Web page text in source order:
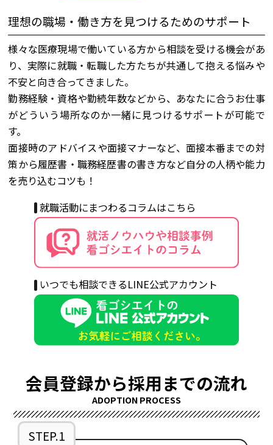
理想の職場・働き方を見つけるためのサポート
様々な医療現場で働いている方から相談を受ける機会があ
り、実際に就職・転職した方たちが共通して抱える悩みや
不安と向き合ってきました。
勤務経験・資格や勤続年数などから、あなたに合うお仕事
がどういう場所なのか一緒に見つけるサポートが可能で
す。
面接時のアドバイスや面接マナーなど、面接本番までの対
策から履歴書・職務経歴書の書き方など自分の人柄や能力
を売り込むコツも！
就職活動にまつわるコラムはこちら
いつでも相談できるLINE公式アカウント
会員登録から採用までの流れ
ADOPTION PROCESS
STEP.1